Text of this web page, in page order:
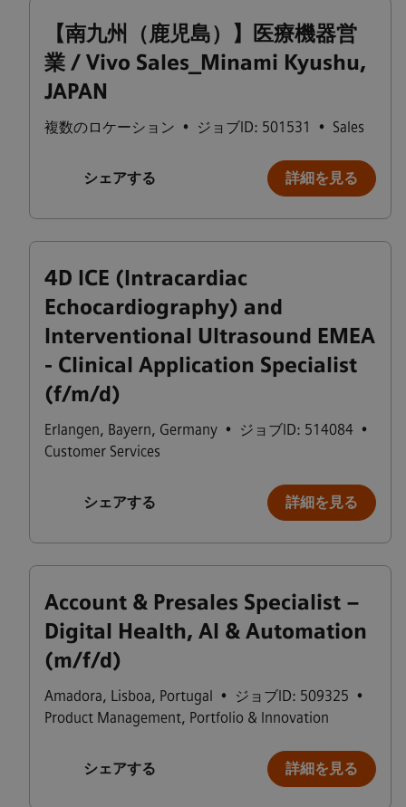
【南九州（鹿児島）】医療機器営
業 / Vivo Sales_Minami Kyushu,
JAPAN
複数のロケーション • ジョブID: 501531 • Sales
シェアする 詳細を見る
4D ICE (Intracardiac
Echocardiography) and
Interventional Ultrasound EMEA
- Clinical Application Specialist
(f/m/d)
Erlangen, Bayern, Germany • ジョブID: 514084 •
Customer Services
シェアする 詳細を見る
Account & Presales Specialist –
Digital Health, AI & Automation
(m/f/d)
Amadora, Lisboa, Portugal • ジョブID: 509325 •
Product Management, Portfolio & Innovation
シェアする 詳細を見る